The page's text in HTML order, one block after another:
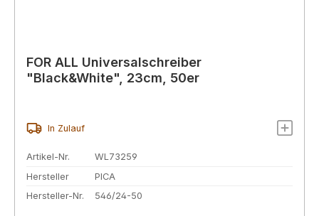
FOR ALL Universalschreiber
"Black&White", 23cm, 50er
In Zulauf
Artikel-Nr.
WL73259
Hersteller
PICA
Hersteller-Nr.
546/24-50